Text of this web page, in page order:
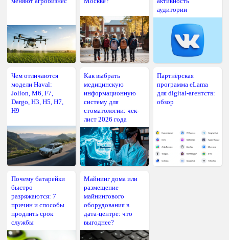
аудитории
Чем отличаются
модели Haval:
Jolion, M6, F7,
Dargo, H3, H5, H7,
H9
Как выбрать
медицинскую
информационную
систему для
стоматологии: чек-
лист 2026 года
Партнёрская
программа eLama
для digital-агентств:
обзор
Почему батарейки
быстро
разряжаются: 7
причин и способы
продлить срок
службы
Майнинг дома или
размещение
майнингового
оборудования в
дата-центре: что
выгоднее?